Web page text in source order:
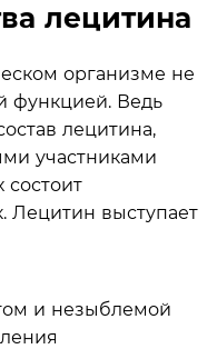
лецитина
организме не
функцией. Ведь
лецитина,
участниками
состоит
Лецитин выступает
и незыблемой